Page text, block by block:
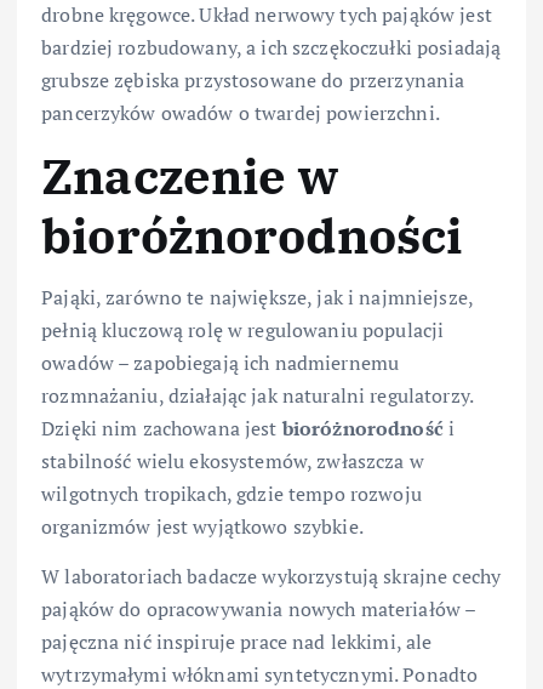
drobne kręgowce. Układ nerwowy tych pająków jest
bardziej rozbudowany, a ich szczękoczułki posiadają
grubsze zębiska przystosowane do przerzynania
pancerzyków owadów o twardej powierzchni.
Znaczenie w
bioróżnorodności
Pająki, zarówno te największe, jak i najmniejsze,
pełnią kluczową rolę w regulowaniu populacji
owadów – zapobiegają ich nadmiernemu
rozmnażaniu, działając jak naturalni regulatorzy.
Dzięki nim zachowana jest bioróżnorodność i
stabilność wielu ekosystemów, zwłaszcza w
wilgotnych tropikach, gdzie tempo rozwoju
organizmów jest wyjątkowo szybkie.
W laboratoriach badacze wykorzystują skrajne cechy
pająków do opracowywania nowych materiałów –
pajęczna nić inspiruje prace nad lekkimi, ale
wytrzymałymi włóknami syntetycznymi. Ponadto